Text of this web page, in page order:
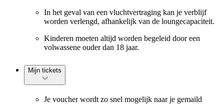
In het geval van een vluchtvertraging kan je verblijf
worden verlengd, afhankelijk van de loungecapaciteit.
Kinderen moeten altijd worden begeleid door een
volwassene ouder dan 18 jaar.
Mijn tickets
Je voucher wordt zo snel mogelijk naar je gemaild